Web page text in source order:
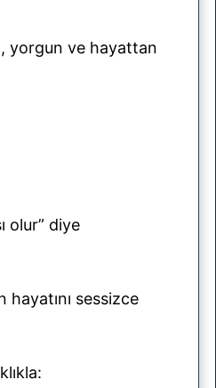
yorgun ve hayattan
olur” diye
hayatını sessizce